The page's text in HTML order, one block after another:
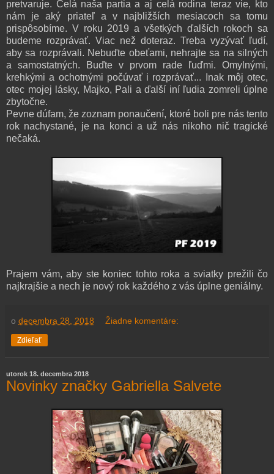
pretvaruje. Celá naša partia a aj celá rodina teraz vie, kto
nám je aký priateľ a v najbližších mesiacoch sa tomu
prispôsobíme. V roku 2019 a všetkých ďalších rokoch sa
budeme rozprávať. Viac než doteraz. Treba vyzývať ľudí,
aby sa rozprávali. Nebuďte obeťami, nehrajte sa na silných
a samostatných. Buďte v prvom rade ľuďmi. Omylnými,
krehkými a ochotnými počúvať i rozprávať... Inak môj otec,
otec mojej lásky, Majko, Pali a ďalší iní ľudia zomreli úplne
zbytočne.
Pevne dúfam, že zoznam ponaučení, ktoré boli pre nás tento
rok nachystané, je na konci a už nás nikoho nič tragické
nečaká.
Prajem vám, aby ste koniec tohto roka a sviatky prežili čo
najkrajšie a nech je nový rok každého z vás úplne geniálny.
o decembra 28, 2018 Žiadne komentáre:
Zdieľať
utorok 18. decembra 2018
Novinky značky Gabriella Salvete